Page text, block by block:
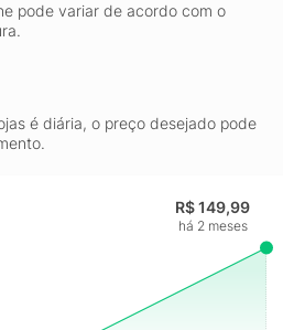
pode variar de acordo com o
é diária, o preço desejado pode
R$ 149,99
há 2 meses